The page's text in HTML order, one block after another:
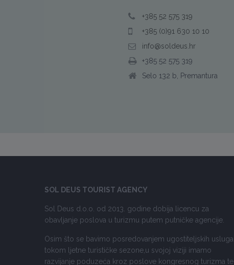
+385 52 575 319
+385 (0)91 630 10 10
info@soldeus.hr
+385 52 575 319
Selo 132 b, Premantura
SOL DEUS TOURIST AGENCY
Sol Deus d.o.o. od 2013. godine dobija licencu za
obavljanje poslova u turizmu putem putničke agencije.
Osim što se bavimo posredovanjem ugostiteljskih usluga
tokom ljetne turističke sezone,u svojoj viziji imamo
razvijanje poduzeća kroz poslove kongresnog turizma te